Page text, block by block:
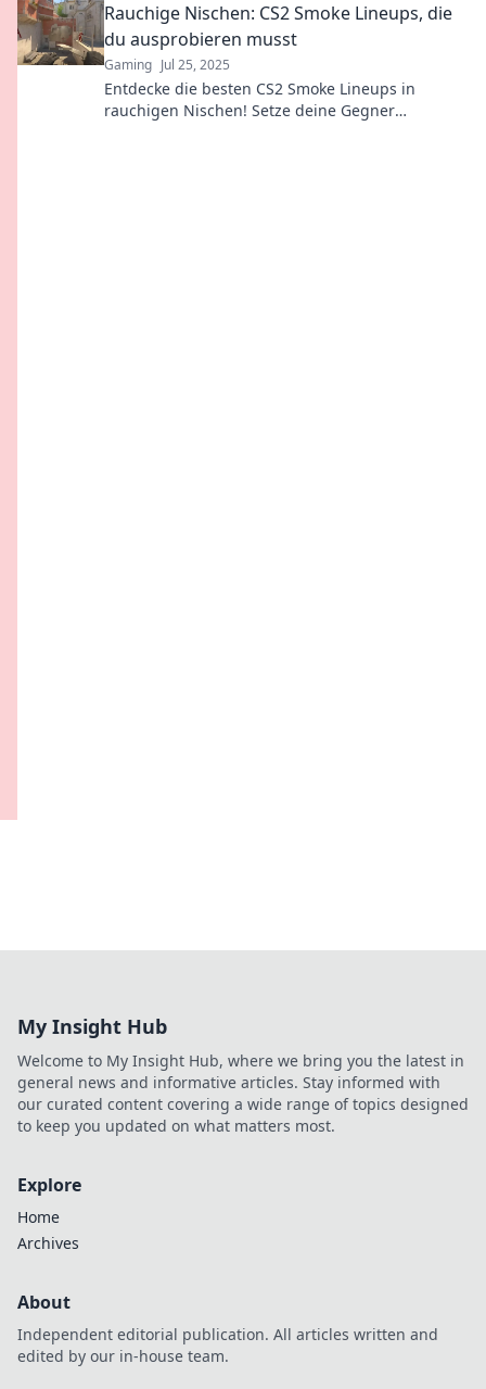
überraschen.
Rauchige Nischen: CS2 Smoke Lineups, die
du ausprobieren musst
Gaming Jul 25, 2025
Entdecke die besten CS2 Smoke Lineups in
rauchigen Nischen! Setze deine Gegner
My Insight Hub
Welcome to My Insight Hub, where we bring you the latest in
general news and informative articles. Stay informed with
our curated content covering a wide range of topics designed
to keep you updated on what matters most.
Explore
Home
Archives
About
Independent editorial publication. All articles written and
edited by our in-house team.